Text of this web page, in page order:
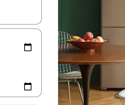
explore-os usando as seta para